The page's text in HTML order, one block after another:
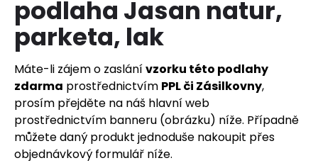
podlaha Jasan natur,
parketa, lak
Máte-li zájem o zaslánívzorku této podlahy
zdarma prostřednictvím PPL či Zásilkovny,
prosím přejděte na náš hlavní web
prostřednictvím banneru (obrázku) níže. Případně
můžete daný produkt jednoduše nakoupit přes
objednávkový formulář níže.
a
j
í
t
?